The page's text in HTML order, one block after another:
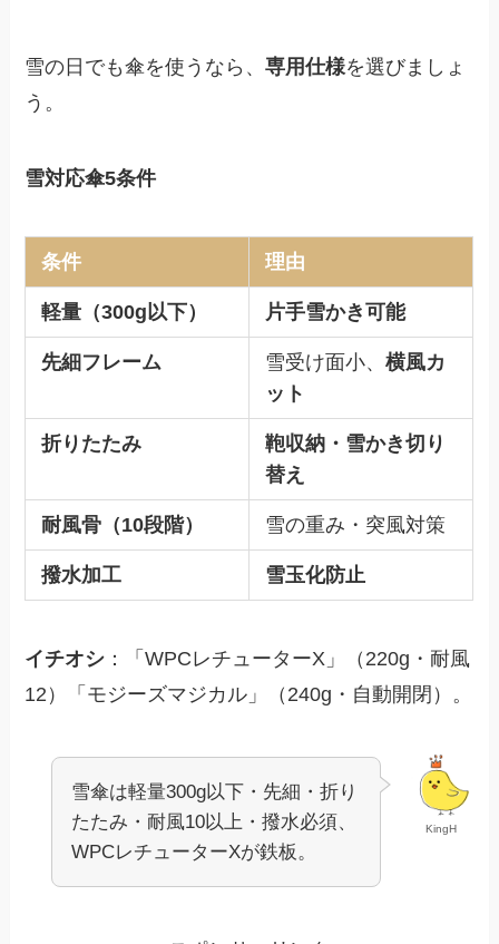
雪の日でも傘を使うなら、専用仕様を選びましょ
う。
雪対応傘5条件
条件 理由
軽量（300g以下） 片手雪かき可能
先細フレーム 雪受け面小、 横風カ
ット
折りたたみ
鞄収納・雪かき切り
替え
耐風骨（10段階） 雪の重み・突風対策
撥水加工 雪玉化防止
イチオシ ：「WPCレチューターX」（220g・耐風
12）「モジーズマジカル」（240g・自動開閉）。
KingH
雪傘は軽量300g以下・先細・折り
たたみ・耐風10以上・撥水必須、
WPCレチューターXが鉄板。